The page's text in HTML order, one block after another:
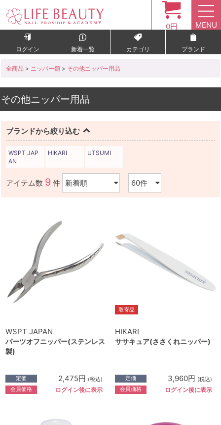
0円 MENU
ログイン 新着一覧 カテゴリ ブランド
全商品 > ニッパー類 > その他ニッパー用品
その他ニッパー用品
ブランドから絞り込む
WSPT JAP
AN
HIKARI UTSUMI
アイテム数 9 件
WSPT JAPAN
パーツオフニッパー(ステンレス
製)
定価 2,475円 (税込)
会員価格 ログイン後に表示
取寄品
HIKARI
ササキュア(ささくれニッパー)
定価 3,960円 (税込)
会員価格 ログイン後に表示